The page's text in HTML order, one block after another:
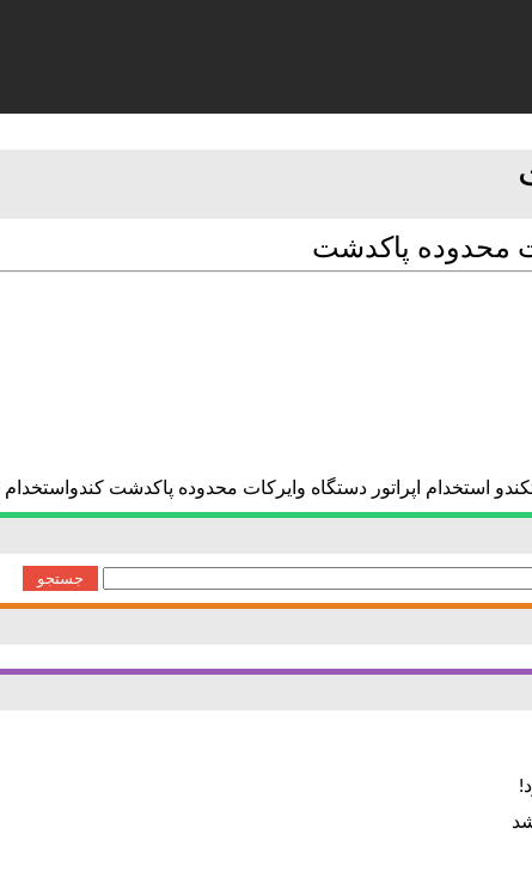
محدوده پاکدشت
استخدام اپراتور دستگاه وایرکات محدوده پاکدشت